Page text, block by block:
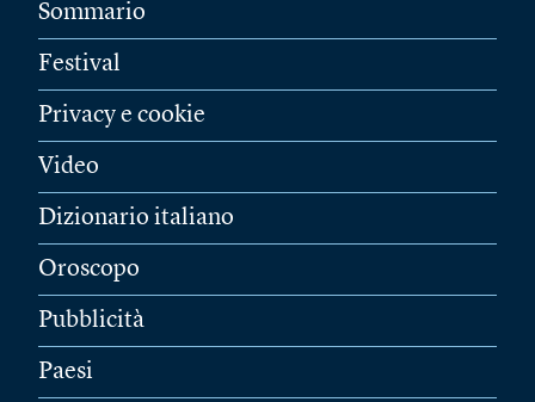
Sommario
Festival
Privacy e cookie
Video
Dizionario italiano
Oroscopo
Pubblicità
Paesi